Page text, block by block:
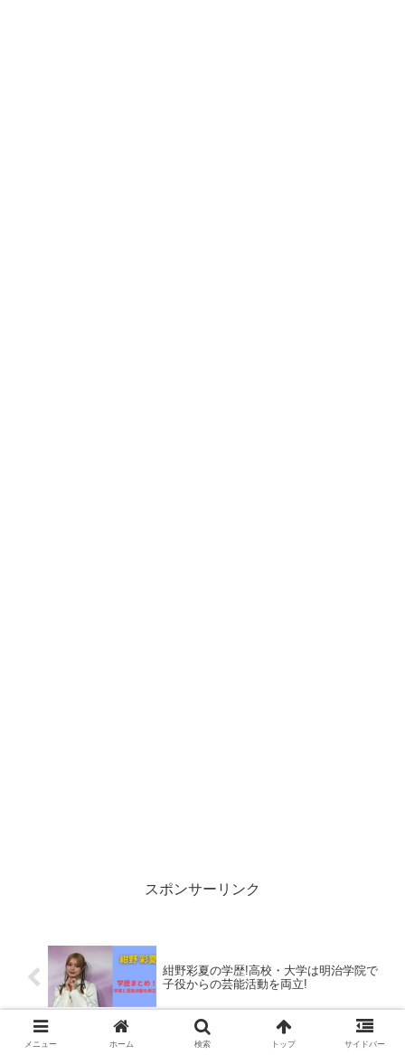
スポンサーリンク
紺野彩夏の学歴!高校・大学は明治学院で
子役からの芸能活動を両立!
メニュー ホーム 検索 トップ サイドバー